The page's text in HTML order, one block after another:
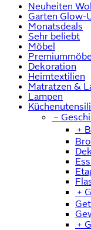
Neuheiten
Garten Glow-
Monatsdeals
Sehr beliebt
Möbel
Dekoration
Heimtextilien
Matratzen &
Lampen
﹣
﹢
﹢
﹢